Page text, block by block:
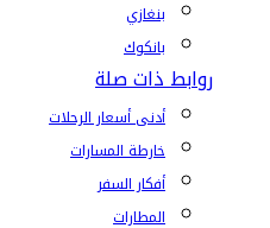
بنغازي
بانكوك
روابط ذات صلة
أدنى أسعار الرحلات
خارطة المسارات
أفكار السفر
المطارات